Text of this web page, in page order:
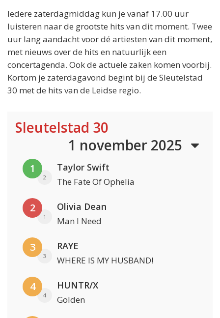
Iedere zaterdagmiddag kun je vanaf 17.00 uur
luisteren naar de grootste hits van dit moment. Twee
uur lang aandacht voor dé artiesten van dit moment,
met nieuws over de hits en natuurlijk een
concertagenda. Ook de actuele zaken komen voorbij.
Kortom je zaterdagavond begint bij de Sleutelstad
30 met de hits van de Leidse regio.
Sleutelstad 30
1 november 2025
1
2
Taylor Swift
The Fate Of Ophelia
2
1
Olivia Dean
Man I Need
3
3
RAYE
WHERE IS MY HUSBAND!
4
4
HUNTR/X
Golden